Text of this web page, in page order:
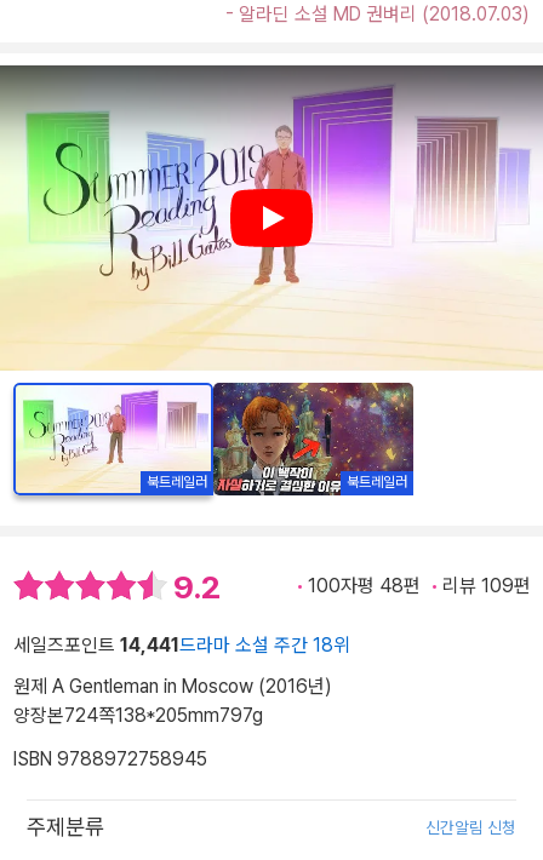
- 알라딘 소설 MD 권벼리 (2018.07.03)
Play
북트레일러 북트레일러
9.2 100자평 48편 리뷰 109편
세일즈포인트 14,441드라마 소설 주간 18위
원제 A Gentleman in Moscow (2016년)
양장본724쪽138*205mm797g
ISBN 9788972758945
주제분류 신간알림 신청